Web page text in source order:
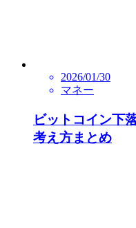
2026/01/30
マネー
ビットコイン下
考え方まとめ